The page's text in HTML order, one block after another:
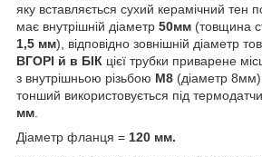
яку вставляється сухий керамічний тен
має внутрішній діаметр 50мм (товщина
1,5 мм), відповідно зовнішній діаметр
ВГОРІ й в БІК цієї трубки приварене
з внутрішньою різьбою М8 (діаметр
тонший використовується під
мм
Діаметр фланця = 120 мм.